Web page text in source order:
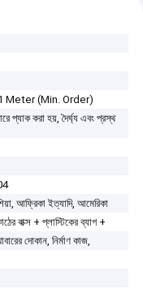
Meter (Min. Order)
প্যাক করা হয়, দৈর্ঘ্য এবং প্রস্থ
আফ্রিকা ইত্যাদি, আমেরিকা
বাক্স + প্লাস্টিকের ব্যাগ +
দোকান, নির্মাণ কাজ,